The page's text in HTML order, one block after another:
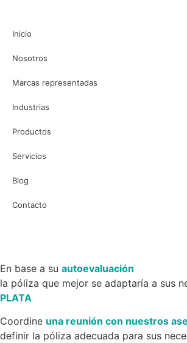
Inicio
Nosotros
Marcas representadas
Industrias
Productos
Servicios
Blog
Contacto
En base a su autoevaluación
la póliza que mejor se adaptaría a sus
PLATA
Coordine una reunión con nuestros
definir la póliza adecuada para sus